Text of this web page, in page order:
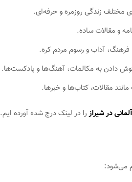
مختلف زندگی روزمره و حرفه‌ای.
و مقالات ساده.
فرهنگ، آداب و رسوم مردم کره.
دادن به مکالمات، آهنگ‌ها و پادکست‌ها.
مقالات، کتاب‌ها و خبرها.
در شیرازرا در لینک درج شده آورده ایم.
می‌شود: